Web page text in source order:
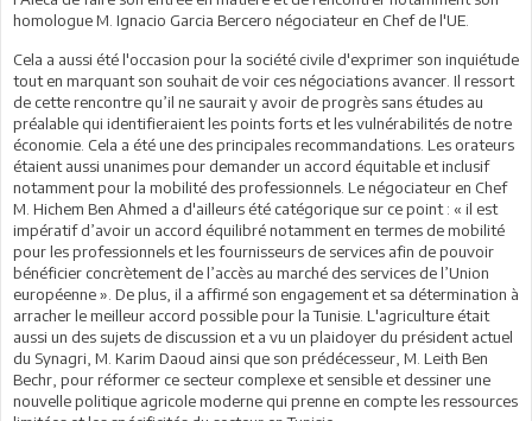
homologue M. Ignacio Garcia Bercero négociateur en Chef de l'UE.
Cela a aussi été l'occasion pour la société civile d'exprimer son inquiétude
tout en marquant son souhait de voir ces négociations avancer. Il ressort
de cette rencontre qu’il ne saurait y avoir de progrès sans études au
préalable qui identifieraient les points forts et les vulnérabilités de notre
économie. Cela a été une des principales recommandations. Les orateurs
étaient aussi unanimes pour demander un accord équitable et inclusif
notamment pour la mobilité des professionnels. Le négociateur en Chef
M. Hichem Ben Ahmed a d'ailleurs été catégorique sur ce point : « il est
impératif d’avoir un accord équilibré notamment en termes de mobilité
pour les professionnels et les fournisseurs de services afin de pouvoir
bénéficier concrètement de l’accès au marché des services de l’Union
européenne ». De plus, il a affirmé son engagement et sa détermination à
arracher le meilleur accord possible pour la Tunisie. L'agriculture était
aussi un des sujets de discussion et a vu un plaidoyer du président actuel
du Synagri, M. Karim Daoud ainsi que son prédécesseur, M. Leith Ben
Bechr, pour réformer ce secteur complexe et sensible et dessiner une
nouvelle politique agricole moderne qui prenne en compte les ressources